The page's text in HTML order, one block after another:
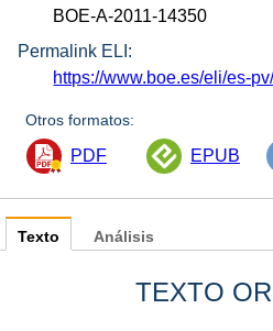
BOE-A-2011-14350
Permalink ELI:
https://www.boe.es/eli/es-
Otros formatos:
PDF EPUB
Texto
TEXTO
Análisis